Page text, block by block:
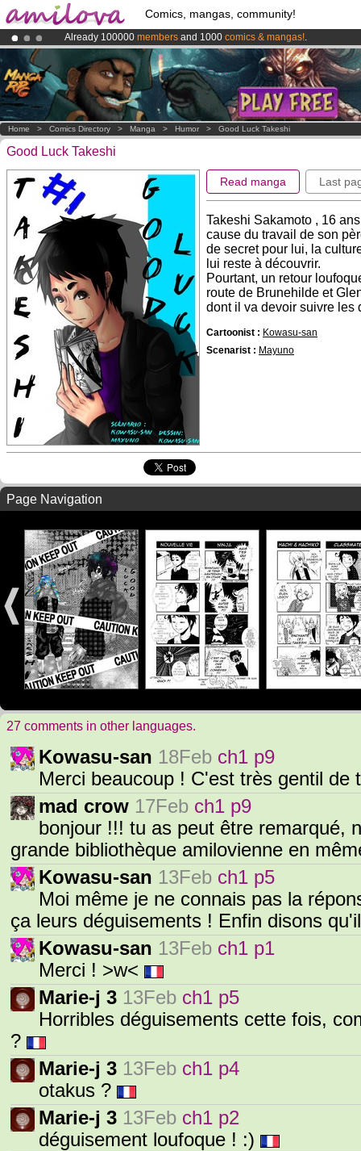
Comics, mangas, community!
Already 100000 members and 1000 comics & mangas!.
Premium membership from3.95 eurosper month !Get membership
AmilovaKickstarter is now LIVE!.
Home > Comics Directory > Manga > Humor > Good Luck Takeshi
Good Luck Takeshi
Read manga Last
Takeshi Sakamoto , 16
cause du travail de son
de secret pour lui, la
lui reste à découvrir.
Pourtant, un retour
route de Brunehilde et
dont il va devoir suivre les
Cartoonist : Kowasu-san
Scenarist : Mayuno
Page Navigation
27 comments in other languages.
Kowasu-san 18Feb ch1 p9
Merci beaucoup ! C'est très gentil de
mad crow 17Feb ch1 p9
bonjour !!! tu as peut être remarqué,
grande bibliothèque amilovienne en
Kowasu-san 13Feb ch1 p5
Moi même je ne connais pas la
ça leurs déguisements ! Enfin disons
Kowasu-san 13Feb ch1 p1
Merci ! >w<
Marie-j 3 13Feb ch1 p5
Horribles déguisements cette fois,
?
Marie-j 3 13Feb ch1 p4
otakus ?
Marie-j 3 13Feb ch1 p2
déguisement loufoque ! :)